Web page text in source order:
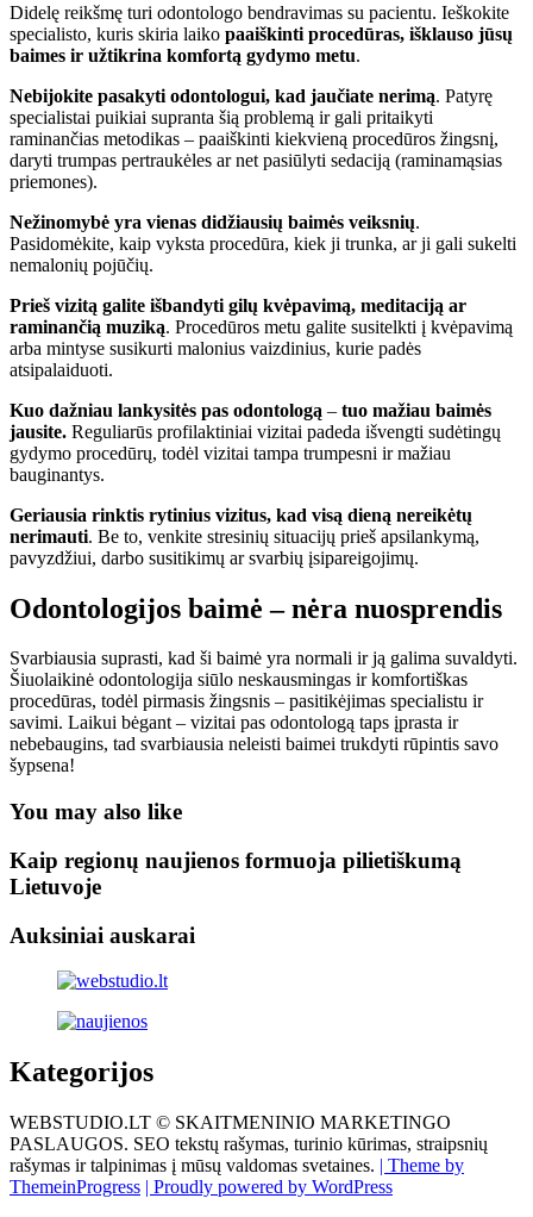
Didelę reikšmę turi odontologo bendravimas su pacientu. Ieškokite
specialisto, kuris skiria laiko paaiškinti procedūras, išklauso jūsų
baimes ir užtikrina komfortą gydymo metu.
Nebijokite pasakyti odontologui, kad jaučiate nerimą. Patyrę
specialistai puikiai supranta šią problemą ir gali pritaikyti
raminančias metodikas – paaiškinti kiekvieną procedūros žingsnį,
daryti trumpas pertraukėles ar net pasiūlyti sedaciją (raminamąsias
priemones).
Nežinomybė yra vienas didžiausių baimės veiksnių.
Pasidomėkite, kaip vyksta procedūra, kiek ji trunka, ar ji gali sukelti
nemalonių pojūčių.
Prieš vizitą galite išbandyti gilų kvėpavimą, meditaciją ar
raminančią muziką. Procedūros metu galite susitelkti į kvėpavimą
arba mintyse susikurti malonius vaizdinius, kurie padės
atsipalaiduoti.
Kuo dažniau lankysitės pas odontologą – tuo mažiau baimės
jausite. Reguliarūs profilaktiniai vizitai padeda išvengti sudėtingų
gydymo procedūrų, todėl vizitai tampa trumpesni ir mažiau
bauginantys.
Geriausia rinktis rytinius vizitus, kad visą dieną nereikėtų
nerimauti. Be to, venkite stresinių situacijų prieš apsilankymą,
pavyzdžiui, darbo susitikimų ar svarbių įsipareigojimų.
Odontologijos baimė – nėra nuosprendis
Svarbiausia suprasti, kad ši baimė yra normali ir ją galima suvaldyti.
Šiuolaikinė odontologija siūlo neskausmingas ir komfortiškas
procedūras, todėl pirmasis žingsnis – pasitikėjimas specialistu ir
savimi. Laikui bėgant – vizitai pas odontologą taps įprasta ir
nebebaugins, tad svarbiausia neleisti baimei trukdyti rūpintis savo
šypsena!
You may also like
Kaip regionų naujienos formuoja pilietiškumą
Lietuvoje
Auksiniai auskarai
Kategorijos
WEBSTUDIO.LT © SKAITMENINIO MARKETINGO
PASLAUGOS. SEO tekstų rašymas, turinio kūrimas, straipsnių
rašymas ir talpinimas į mūsų valdomas svetaines. | Theme by
ThemeinProgress | Proudly powered by WordPress